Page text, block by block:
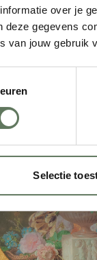
over je
gegevens
van jouw gebruik
Selectie